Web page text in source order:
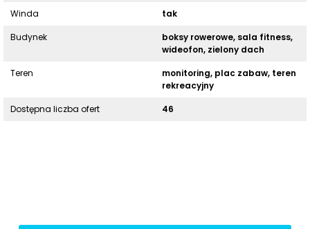
Winda
tak
Budynek
boksy rowerowe, sala fitness,
wideofon, zielony dach
Teren
monitoring, plac zabaw, teren
rekreacyjny
Dostępna liczba ofert
46